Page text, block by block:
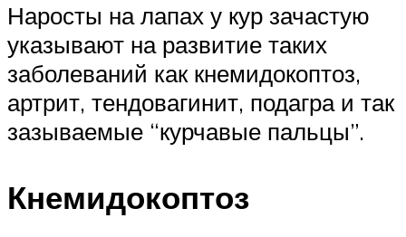
Наросты на лапах у кур зачастую
указывают на развитие таких
заболеваний как кнемидокоптоз,
артрит, тендовагинит, подагра и так
зазываемые “курчавые пальцы”.
Кнемидокоптоз